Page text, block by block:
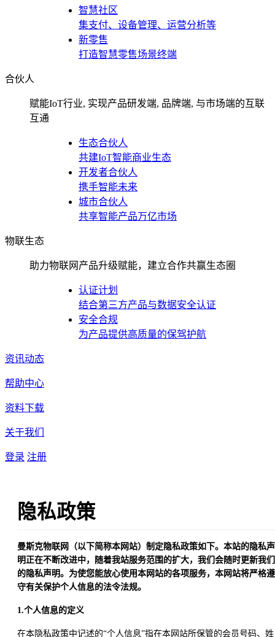
智慧社区
集支付、设备管理、运营分析等
新零售
打造智慧零售场景终端
合伙人
赋能IoT行业, 实现产品研发端, 品牌端, 与市场端的互联
互通
生态合伙人
共建IoT智能商业生态
开发者合伙人
携手智能未来
城市合伙人
共享智能产品万亿市场
物联生态
助力物联网产品升级赋能，建立合作共赢生态圈
认证计划
结合第三方产品与数据安全认证
安全合规
为产品提供高质量的保驾护航
资讯动态
帮助中心
资料下载
关于我们
登录 注册
隐私政策
曼斯克物联网（以下简称本网站）制定隐私政策如下。本站的隐私声
明正在不断改进中，随着我站服务范围的扩大，我们会随时更新我们
的隐私声明。为使您能放心使用本网站的各项服务，本网站将严格遵
守有关保护个人信息的法令法规。
1.个人信息的定义
在本隐私政策中记述的“个人信息”指在本网站所保管的会员号码、姓